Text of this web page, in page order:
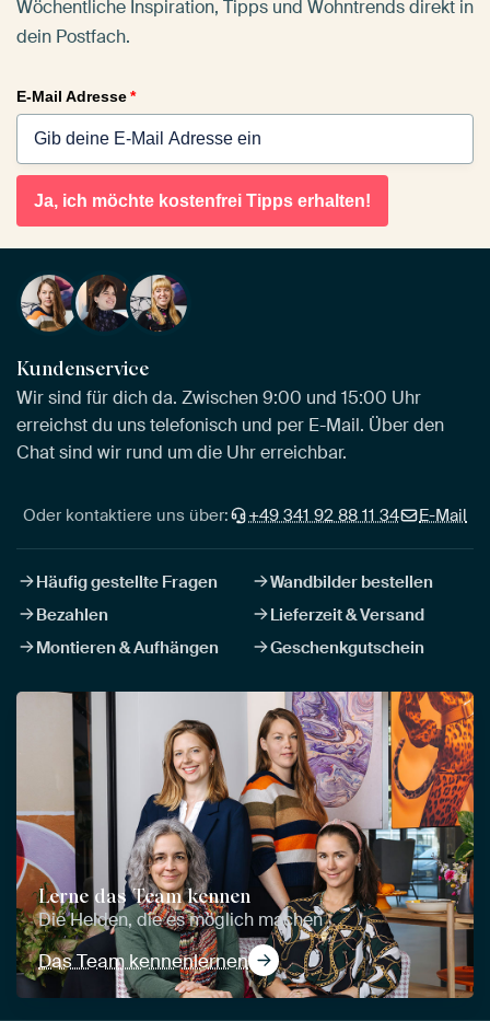
Wöchentliche Inspiration, Tipps und Wohntrends direkt in
dein Postfach.
E-Mail Adresse*
Ja, ich möchte kostenfrei Tipps erhalten!
Kundenservice
Wir sind für dich da. Zwischen 9:00 und 15:00 Uhr
erreichst du uns telefonisch und per E-Mail. Über den
Chat sind wir rund um die Uhr erreichbar.
Oder kontaktiere uns über: +49 341 92 88 11 34 E-Mail
Häufig gestellte Fragen
Wandbilder bestellen
Bezahlen
Lieferzeit & Versand
Montieren & Aufhängen
Geschenkgutschein
Lerne das Team kennen
Die Helden, die es möglich machen
Das Team kennenlernen